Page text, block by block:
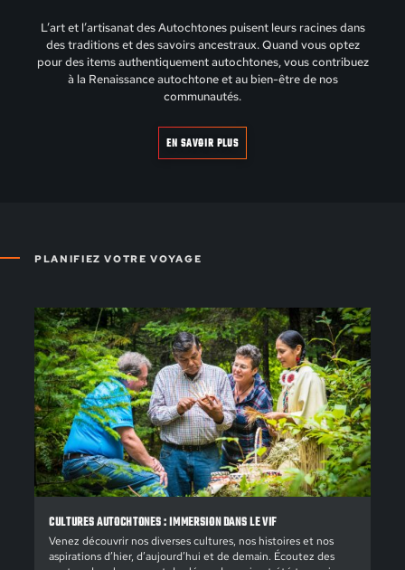
L’art et l’artisanat des Autochtones puisent leurs racines dans
des traditions et des savoirs ancestraux. Quand vous optez
pour des items authentiquement autochtones, vous contribuez
à la Renaissance autochtone et au bien-être de nos
communautés.
EN SAVOIR PLUS
PLANIFIEZ VOTRE VOYAGE
CULTURES AUTOCHTONES : IMMERSION DANS LE VIF
Venez découvrir nos diverses cultures, nos histoires et nos
aspirations d’hier, d’aujourd’hui et de demain. Écoutez des